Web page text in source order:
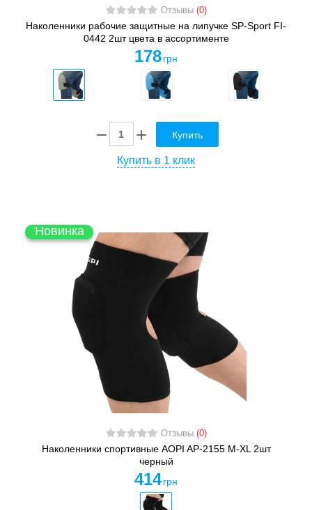
Отзывы (0)
Наколенники рабочие защитные на липучке SP-Sport FI-
0442 2шт цвета в ассортименте
178 грн
Купить
Купить в 1 клик
Новинка
Отзывы (0)
Наколенники спортивные AOPI AP-2155 M-XL 2шт
черный
414 грн